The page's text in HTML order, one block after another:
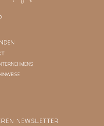
NEWSLETTER